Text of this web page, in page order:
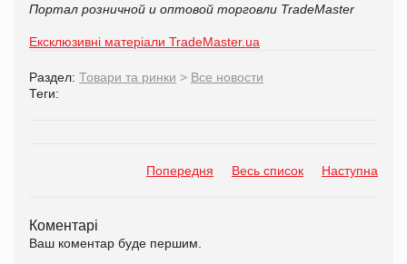
Портал розничной и оптовой торговли TradeMaster
Ексклюзивні матеріали TradeMaster.ua
Раздел: Товари та ринки > Все новости
Теги:
Попередня Весь список Наступна
Коментарі
Ваш коментар буде першим.